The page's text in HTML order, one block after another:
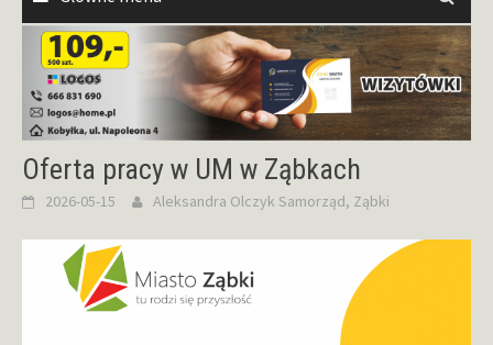
Oferta pracy w UM w Ząbkach
2026-05-15 Aleksandra Olczyk Samorząd, Ząbki